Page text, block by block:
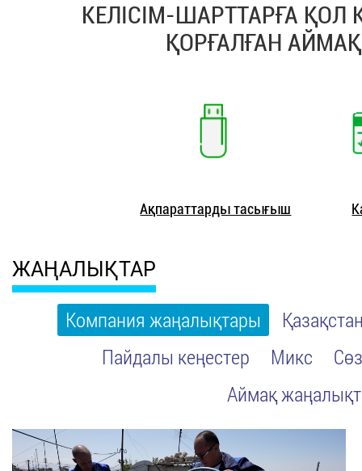
КЕЛІСІМ-ШАРТТАРҒА
ҚОРҒАЛҒАН
Ақпараттарды тасығыш
ЖАҢАЛЫҚТАР
Компания жаңалықтары
Пайдалы кеңестер
Микс
Аймақ